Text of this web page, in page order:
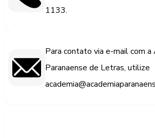
1133.
Para contato via e-mail com a
Paranaense de Letras, utilize